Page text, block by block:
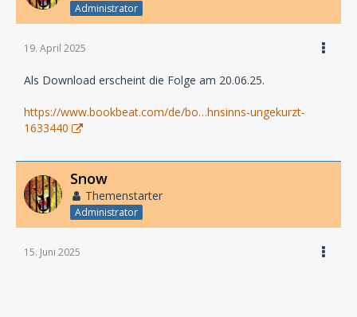
Administrator
19. April 2025
Als Download erscheint die Folge am 20.06.25.
https://www.bookbeat.com/de/bo…hnsinns-ungekurzt-
1633440
Snow
Themenstarter
Administrator
15. Juni 2025